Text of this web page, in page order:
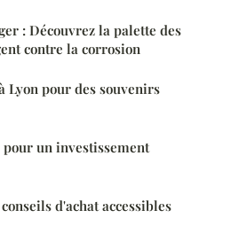
: Découvrez la palette des
contre la corrosion
Lyon pour des souvenirs
un investissement
d'achat accessibles